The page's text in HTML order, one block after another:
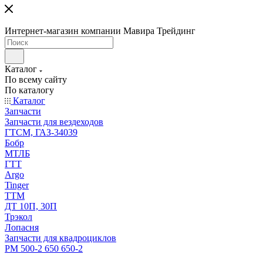
Интернет-магазин компании Мавира Трейдинг
Каталог
По всему сайту
По каталогу
Каталог
Запчасти
Запчасти для вездеходов
ГТСМ, ГАЗ-34039
Бобр
МТЛБ
ГТТ
Argo
Tinger
ТТМ
ДТ 10П, 30П
Трэкол
Лопасня
Запчасти для квадроциклов
РМ 500-2 650 650-2